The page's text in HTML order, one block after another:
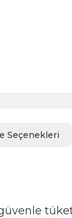
Seçenekleri